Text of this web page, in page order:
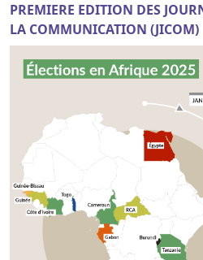
PREMIERE EDITION DES
LA COMMUNICATION (JICOM)